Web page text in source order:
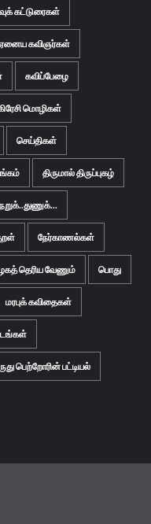
கட்டுரைகள்
கவிஞர்கள்
கவிப்பேழை
மொழிகள்
செய்திகள்
திருமால் திருப்புகழ்
நறுக்..துணுக்...
நேர்காணல்கள்
தெரிய வேணும் பொது
மரபுக் கவிதைகள்
பெற்றோரின் பட்டியல்